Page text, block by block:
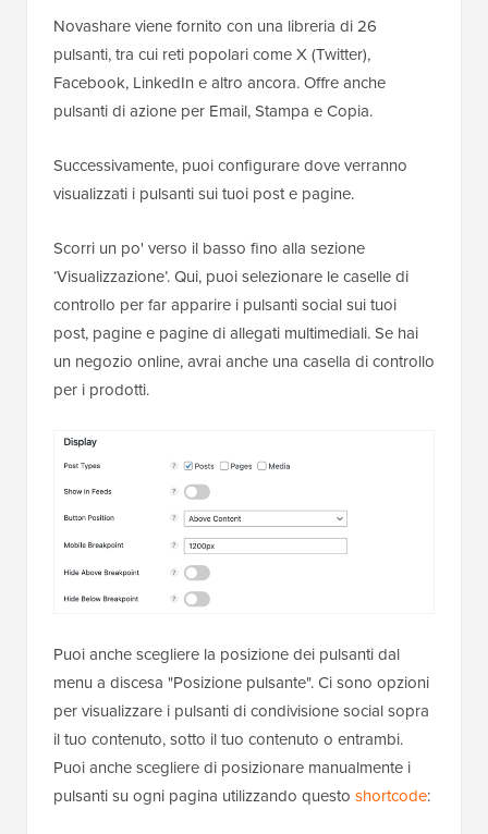
Novashare viene fornito con una libreria di 26
pulsanti, tra cui reti popolari come X (Twitter),
Facebook, LinkedIn e altro ancora. Offre anche
pulsanti di azione per Email, Stampa e Copia.
Successivamente, puoi configurare dove verranno
visualizzati i pulsanti sui tuoi post e pagine.
Scorri un po' verso il basso fino alla sezione
‘Visualizzazione’. Qui, puoi selezionare le caselle di
controllo per far apparire i pulsanti social sui tuoi
post, pagine e pagine di allegati multimediali. Se hai
un negozio online, avrai anche una casella di controllo
per i prodotti.
Puoi anche scegliere la posizione dei pulsanti dal
menu a discesa "Posizione pulsante". Ci sono opzioni
per visualizzare i pulsanti di condivisione social sopra
il tuo contenuto, sotto il tuo contenuto o entrambi.
Puoi anche scegliere di posizionare manualmente i
pulsanti su ogni pagina utilizzando questo shortcode: